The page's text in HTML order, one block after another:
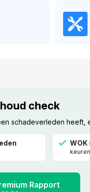
check
schadeverleden heeft,
Rapport